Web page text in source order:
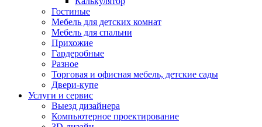
Гостиные
Мебель для детских комнат
Мебель для спальни
Прихожие
Гардеробные
Разное
Торговая и офисная мебель, детские сады
Двери-купе
Услуги и сервис
Выезд дизайнера
Компьютерное проектирование